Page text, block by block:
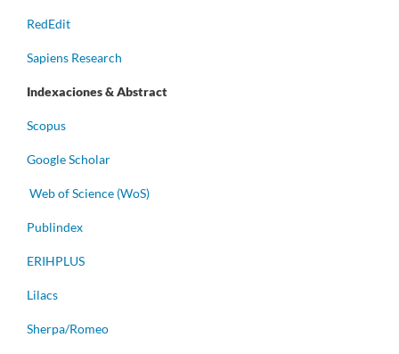
RedEdit
Sapiens Research
Indexaciones & Abstract
Scopus
Google Scholar
Web of Science (WoS)
Publindex
ERIHPLUS
Lilacs
Sherpa/Romeo